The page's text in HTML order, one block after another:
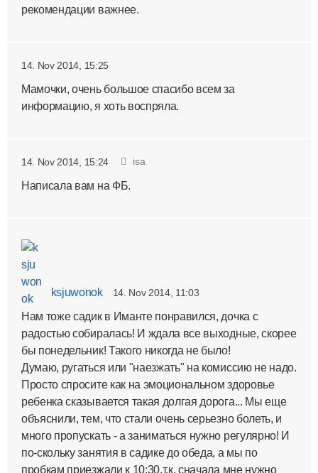
рекомендации важнее.
14. Nov 2014, 15:25
Мамочки, очень большое спасибо всем за
информацию, я хоть воспряла.
14. Nov 2014, 15:24 isa
Написала вам на ФБ.
ksjuwonok 14. Nov 2014, 11:03
Нам тоже садик в Иманте понравился, дочка с
радостью собиралась! И ждала все выходные, скорее
бы понедельник! Такого никогда не было!
Думаю, ругаться или "наезжать" на комиссию не надо.
Просто спросите как на эмоциональном здоровье
ребенка сказывается такая долгая дорога... Мы еще
объяснили, тем, что стали очень серьезно болеть, и
много пропускать - а заниматься нужно регулярно! И
по-скольку занятия в садике до обеда, а мы по
пробкам приезжали к 10:30,т.к. сначала мне нужно